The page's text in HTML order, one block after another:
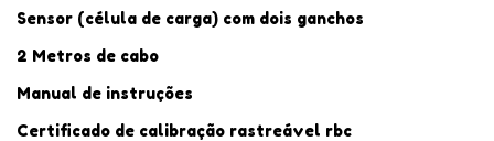
Sensor (célula de carga) com dois ganchos
2 Metros de cabo
Manual de instruções
Certificado de calibração rastreável rbc